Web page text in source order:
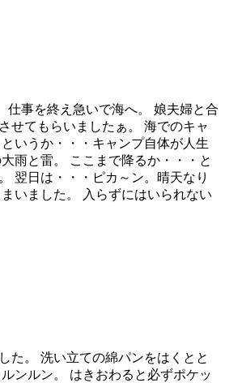
事を終え急いで海へ。 娘夫婦と合
せてもらいましたぁ。 海でのキャ
いうか・・・キャンプ自体が人生
雨と雷。 ここまで降るか・・・と
翌日は・・・ピカ～ン。晴天なり
いました。 入らずにはいられない
た。 洗い立ての綿パンをはくとと
ンルン。 はきおわると必ずポケッ